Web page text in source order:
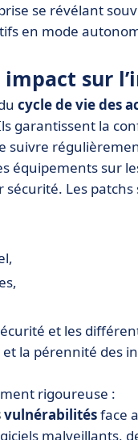
se révélant
en mode
impact sur
cycle de vie des
garantissent la
suivre
équipements sur
Les
et les
la pérennité des
rigoureuse :
vulnérabilitésface
malveillants,